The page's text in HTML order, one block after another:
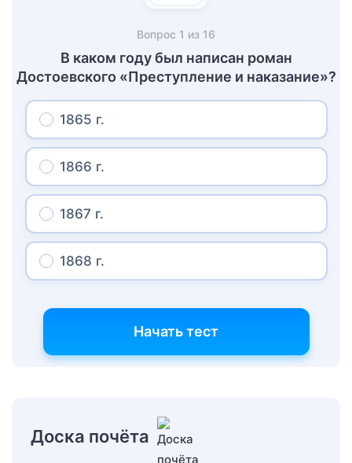
Вопрос 1 из 16
В каком году был написан роман
Достоевского «Преступление и наказание»?
1865 г.
1866 г.
1867 г.
1868 г.
Начать тест
Доска почёта